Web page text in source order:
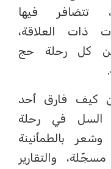
تتضافر فيها
ذات العلاقة،
من كل رحلة حج
كيف فارق أحد
السل في رحلة
بالطمأنينة
والتقارير